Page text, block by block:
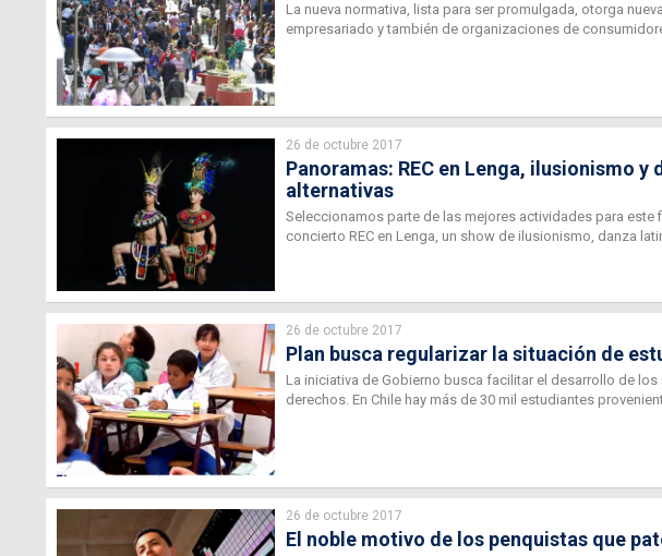
La nueva normativa, lista para ser promulgada, otorga
empresariado y también de organizaciones de
26 de octubre 2017
Panoramas: REC en Lenga, ilusionismo
alternativas
Seleccionamos parte de las mejores actividades para este
concierto REC en Lenga, un show de ilusionismo, danza
26 de octubre 2017
Plan busca regularizar la situación de
La iniciativa de Gobierno busca facilitar el desarrollo de
derechos. En Chile hay más de 30 mil estudiantes
26 de octubre 2017
El noble motivo de los penquistas que